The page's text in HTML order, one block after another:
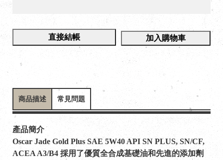
直接結帳 加入購物車
商品描述 常見問題
產品簡介
Oscar Jade Gold Plus SAE 5W40 API SN PLUS, SN/CF,
ACEA A3/B4 採用了優質全合成基礎油和先進的添加劑